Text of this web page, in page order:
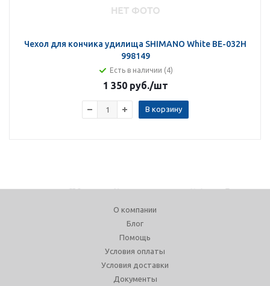
Чехол для кончика удилища SHIMANO White BE-032H
998149
Есть в наличии (4)
1 350 руб./шт
В корзину
О компании
Блог
Помощь
Условия оплаты
Условия доставки
Документы